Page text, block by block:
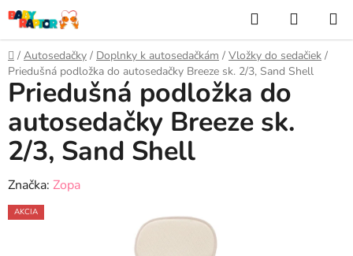
Prejsť
na
obsah
Hľadať
KOŠÍK
Domov
/ Autosedačky / Doplnky k autosedačkám / Vložky do sedačiek /
Priedušná podložka do autosedačky Breeze sk. 2/3, Sand Shell
Priedušná podložka do
autosedačky Breeze sk.
2/3, Sand Shell
Značka: Zopa
AKCIA